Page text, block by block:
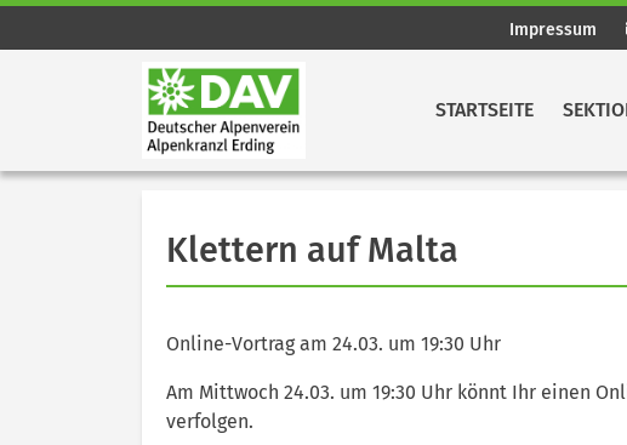
Impressum
STARTSEITE
Klettern auf Malta
Online-Vortrag am 24.03. um 19:30 Uhr
Am Mittwoch 24.03. um 19:30 Uhr könnt Ihr einen
verfolgen.